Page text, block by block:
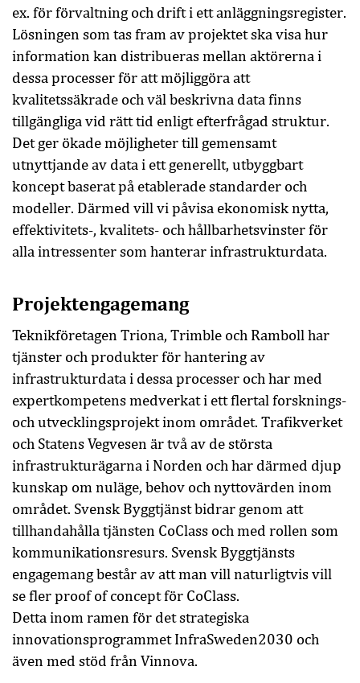
ex. för förvaltning och drift i ett anläggningsregister.
Lösningen som tas fram av projektet ska visa hur
information kan distribueras mellan aktörerna i
dessa processer för att möjliggöra att
kvalitetssäkrade och väl beskrivna data finns
tillgängliga vid rätt tid enligt efterfrågad struktur.
Det ger ökade möjligheter till gemensamt
utnyttjande av data i ett generellt, utbyggbart
koncept baserat på etablerade standarder och
modeller. Därmed vill vi påvisa ekonomisk nytta,
effektivitets-, kvalitets- och hållbarhetsvinster för
alla intressenter som hanterar infrastrukturdata.
Projektengagemang
Teknikföretagen Triona, Trimble och Ramboll har
tjänster och produkter för hantering av
infrastrukturdata i dessa processer och har med
expertkompetens medverkat i ett flertal forsknings-
och utvecklingsprojekt inom området. Trafikverket
och Statens Vegvesen är två av de största
infrastrukturägarna i Norden och har därmed djup
kunskap om nuläge, behov och nyttovärden inom
området. Svensk Byggtjänst bidrar genom att
tillhandahålla tjänsten CoClass och med rollen som
kommunikationsresurs. Svensk Byggtjänsts
engagemang består av att man vill naturligtvis vill
se fler proof of concept för CoClass.
Detta inom ramen för det strategiska
innovationsprogrammet InfraSweden2030 och
även med stöd från Vinnova.